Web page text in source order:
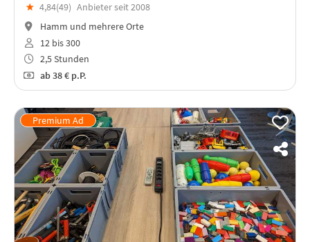
★ 4,84(49) Anbieter seit 2008
Hamm und mehrere Orte
12 bis 300
2,5 Stunden
ab38 € p.P.